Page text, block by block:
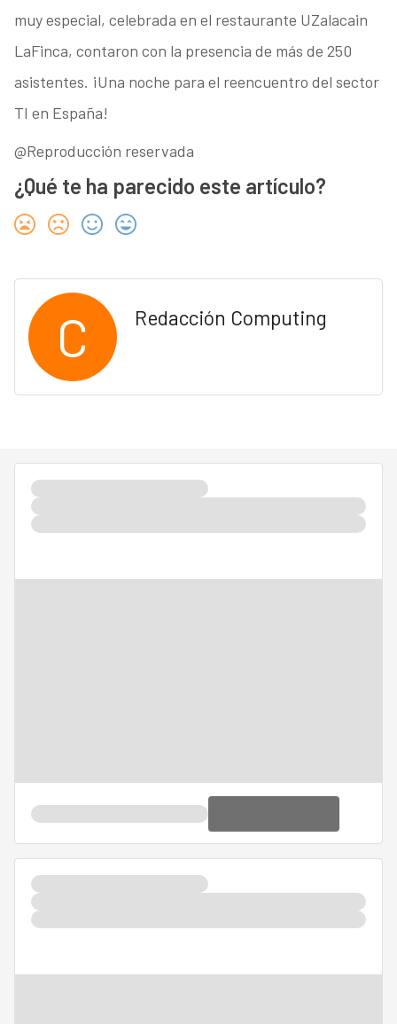
muy especial, celebrada en el restaurante UZalacain
LaFinca, contaron con la presencia de más de 250
asistentes. ¡Una noche para el reencuentro del sector
TI en España!
@Reproducción reservada
¿Qué te ha parecido este artículo?
C Redacción Computing